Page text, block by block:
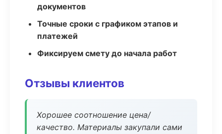
документов
Точные сроки с графиком этапов и
платежей
Фиксируем смету до начала работ
Отзывы клиентов
Хорошее соотношение цена/
качество. Материалы закупали сами